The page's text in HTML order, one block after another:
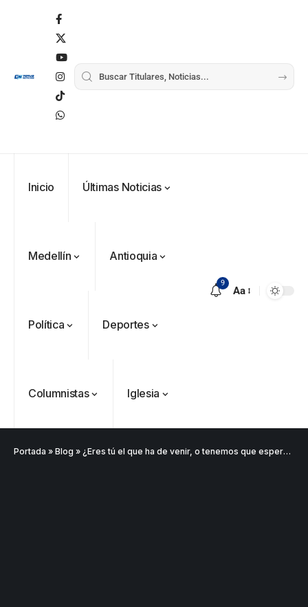
Inicio Últimas Noticias
Medellín Antioquia
Política Deportes
Columnistas Iglesia
9
Aa
Portada » Blog » ¿Eres tú el que ha de venir, o tenemos que esperar a otro?